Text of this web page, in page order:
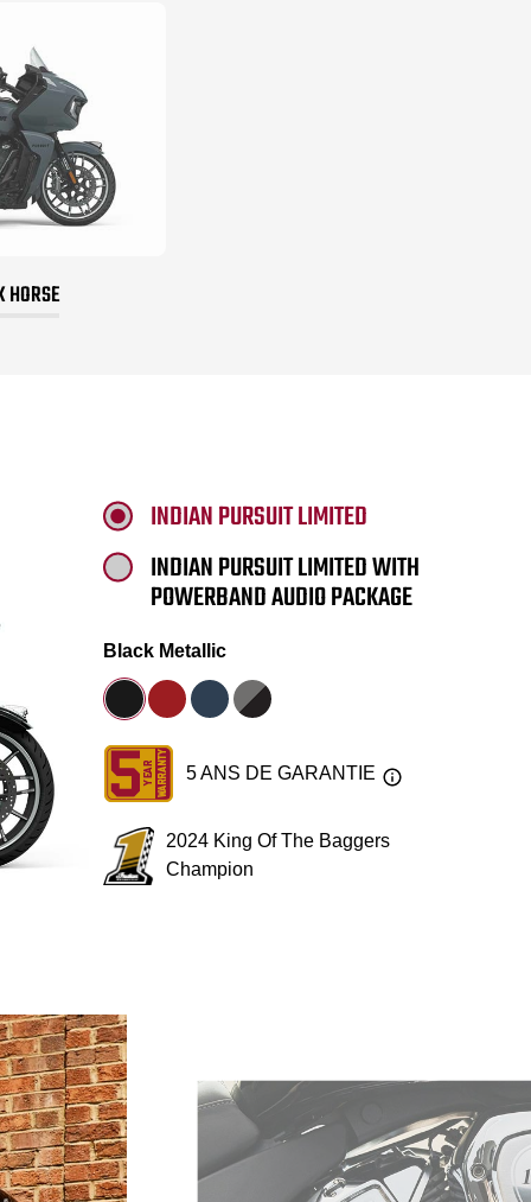
HORSE
INDIAN PURSUIT LIMITED
INDIAN PURSUIT LIMITED WITH
POWERBAND AUDIO PACKAGE
Black Metallic
5 ANS DE GARANTIE
2024 King Of The Baggers
Champion